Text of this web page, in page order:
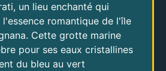
un lieu enchanté qui
romantique de l'île
Cette grotte marine
pour ses eaux cristallines
du bleu au vert